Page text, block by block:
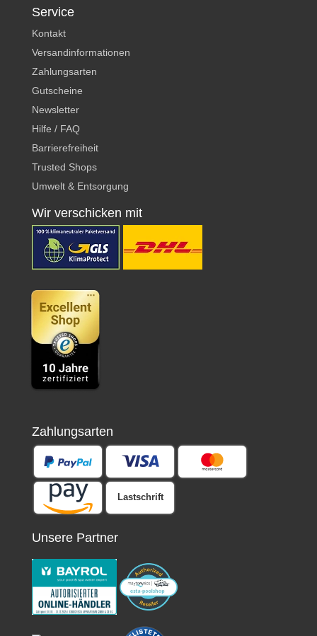
Service
Kontakt
Versandinformationen
Zahlungsarten
Gutscheine
Newsletter
Hilfe / FAQ
Barrierefreiheit
Trusted Shops
Umwelt & Entsorgung
Wir verschicken mit
Zahlungsarten
Lastschrift
Unsere Partner